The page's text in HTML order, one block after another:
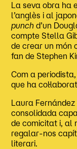
La seva obra ha
l’anglès i al
punch d’un
compte Stella
de crear un món
fan de Stephen
Com a
que ha
Laura
consolidada
de comicitat i, al
regalar-nos
literari.